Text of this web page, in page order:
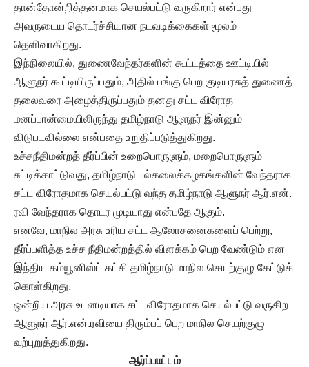
தான்தோன்றித்தனமாக செயல்பட்டு வருகிறார் என்பது
அவருடைய தொடர்ச்சியான நடவடிக்கைகள் மூலம்
தெளிவாகிறது.
இந்நிலையில், துணைவேந்தர்களின் கூட்டத்தை ஊட்டியில்
ஆளுநர் கூட்டியிருப்பதும், அதில் பங்கு பெற குடியரசுத் துணைத்
தலைவரை அழைத்திருப்பதும் தனது சட்ட விரோத
மனப்பான்மையிலிருந்து தமிழ்நாடு ஆளுநர் இன்னும்
விடுபடவில்லை என்பதை உறுதிப்படுத்துகிறது.
உச்சநீதிமன்றத் தீர்ப்பின் உறைபொருளும், மறைபொருளும்
சுட்டிக்காட்டுவது, தமிழ்நாடு பல்கலைக்கழகங்களின் வேந்தராக
சட்ட விரோதமாக செயல்பட்டு வந்த தமிழ்நாடு ஆளுநர் ஆர்.என்.
ரவி வேந்தராக தொடர முடியாது என்பதே ஆகும்.
எனவே, மாநில அரசு உரிய சட்ட ஆலோசனைகளைப் பெற்று,
தீர்ப்பளித்த உச்ச நீதிமன்றத்தில் விளக்கம் பெற வேண்டும் என
இந்திய கம்யூனிஸ்ட் கட்சி தமிழ்நாடு மாநில செயற்குழு கேட்டுக்
கொள்கிறது.
ஒன்றிய அரசு உடனடியாக சட்டவிரோதமாக செயல்பட்டு வருகிற
ஆளுநர் ஆர்.என்.ரவியை திரும்பப் பெற மாநில செயற்குழு
வற்புறுத்துகிறது.
ஆர்ப்பாட்டம்